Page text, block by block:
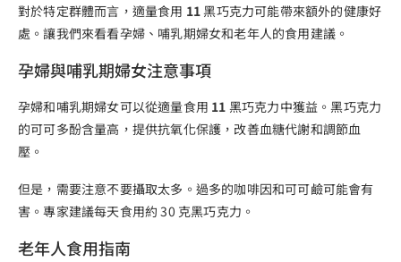
對於特定群體而言，適量食用 11黑巧克力可能帶來額外的健康好
處。讓我們來看看孕婦、哺乳期婦女和老年人的食用建議。
孕婦與哺乳期婦女注意事項
孕婦和哺乳期婦女可以從適量食用 11 黑巧克力中獲益。黑巧克力
的可可多酚含量高，提供抗氧化保護，改善血糖代謝和調節血
壓。
但是，需要注意不要攝取太多。過多的咖啡因和可可鹼可能會有
害。專家建議每天食用約 30 克黑巧克力。
老年人食用指南